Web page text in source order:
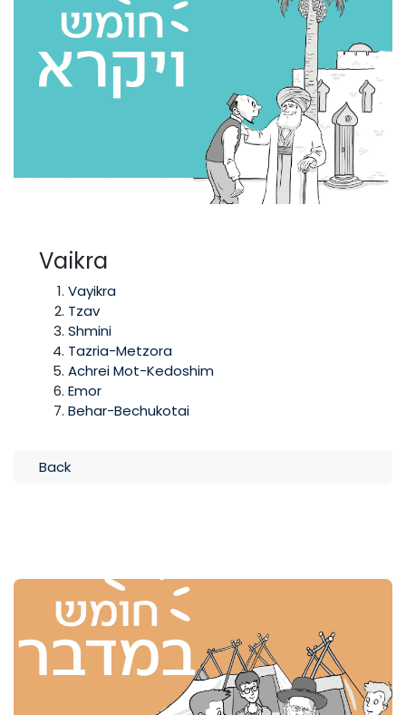
Vaikra
Vayikra
Tzav
Shmini
Tazria-Metzora
Achrei Mot-Kedoshim
Emor
Behar-Bechukotai
Back